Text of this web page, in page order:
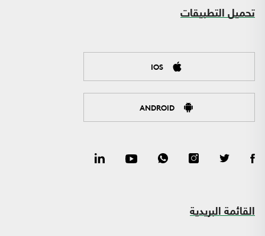
تحميل التطبيقات
IOS
ANDROID
القائمة البريدية